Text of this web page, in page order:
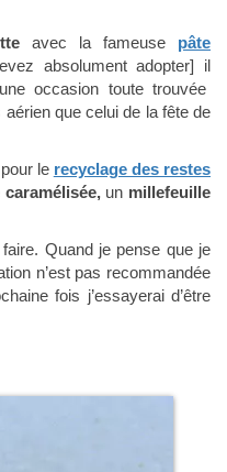
avec la fameuse pâte
absolument adopter] il
occasion toute trouvée
que celui de la fête de
le recyclage des restes
un millefeuille
Quand je pense que je
n’est pas recommandée
fois j’essayerai d’être